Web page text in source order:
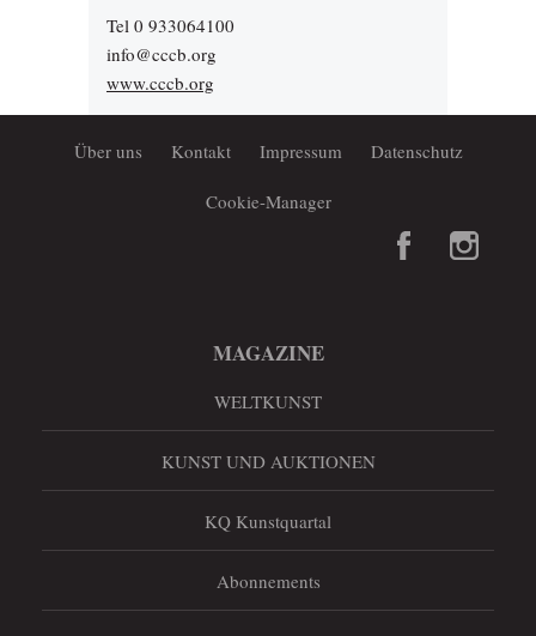
Tel 0 933064100
info@cccb.org
www.cccb.org
Über uns Kontakt Impressum Datenschutz
Cookie-Manager
MAGAZINE
WELTKUNST
KUNST UND AUKTIONEN
KQ Kunstquartal
Abonnements